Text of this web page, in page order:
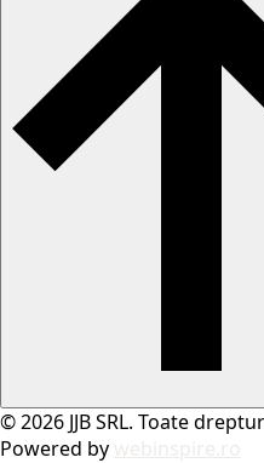
© 2026 JJB SRL. Toate
Powered by